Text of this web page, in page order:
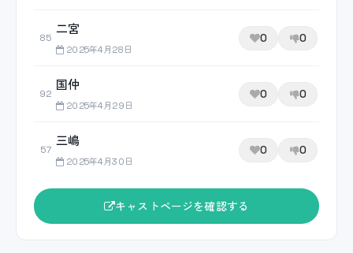
85
二宮
2025年4月28日
0 0
92
国仲
2025年4月29日
0 0
57
三嶋
2025年4月30日
0 0
キャストページを確認する